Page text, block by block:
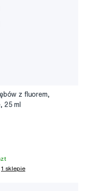
z fluorem,
25 ml
1 sklepie